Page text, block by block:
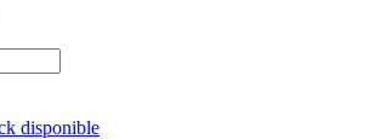
disponible